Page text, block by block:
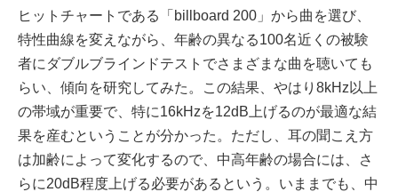
ヒットチャートである「billboard 200」から曲を選び、
特性曲線を変えながら、年齢の異なる100名近くの被験
者にダブルブラインドテストでさまざまな曲を聴いても
らい、傾向を研究してみた。この結果、やはり8kHz以上
の帯域が重要で、特に16kHzを12dB上げるのが最適な結
果を産むということが分かった。ただし、耳の聞こえ方
は加齢によって変化するので、中高年齢の場合には、さ
らに20dB程度上げる必要があるという。いままでも、中